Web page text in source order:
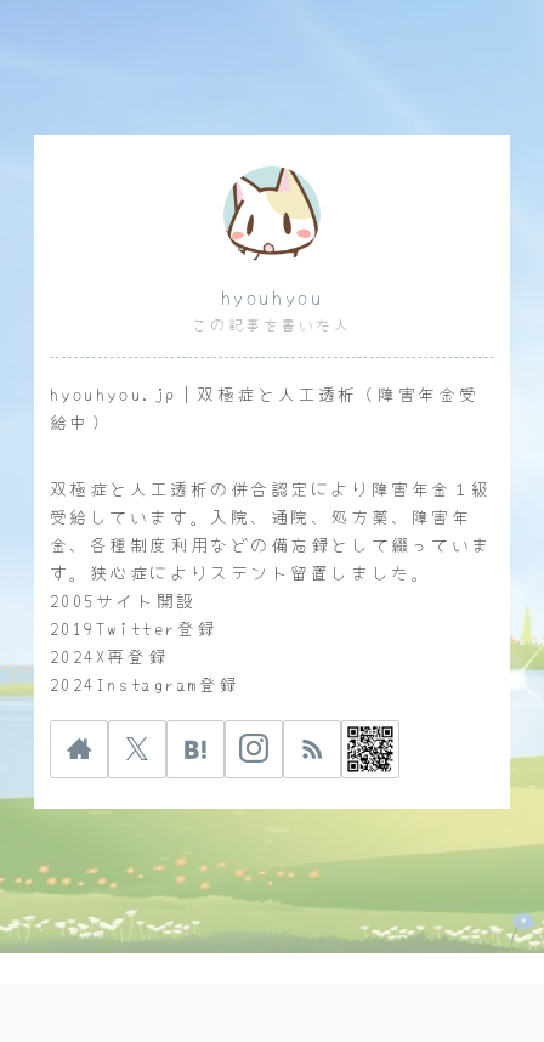
hyouhyou
この記事を書いた人
hyouhyou.jp｜双極症と人工透析（障害年金受
給中）
双極症と人工透析の併合認定により障害年金１級
受給しています。入院、通院、処方薬、障害年
金、各種制度利用などの備忘録として綴っていま
す。狭心症によりステント留置しました。
2005サイト開設
2019Twitter登録
2024X再登録
2024Instagram登録